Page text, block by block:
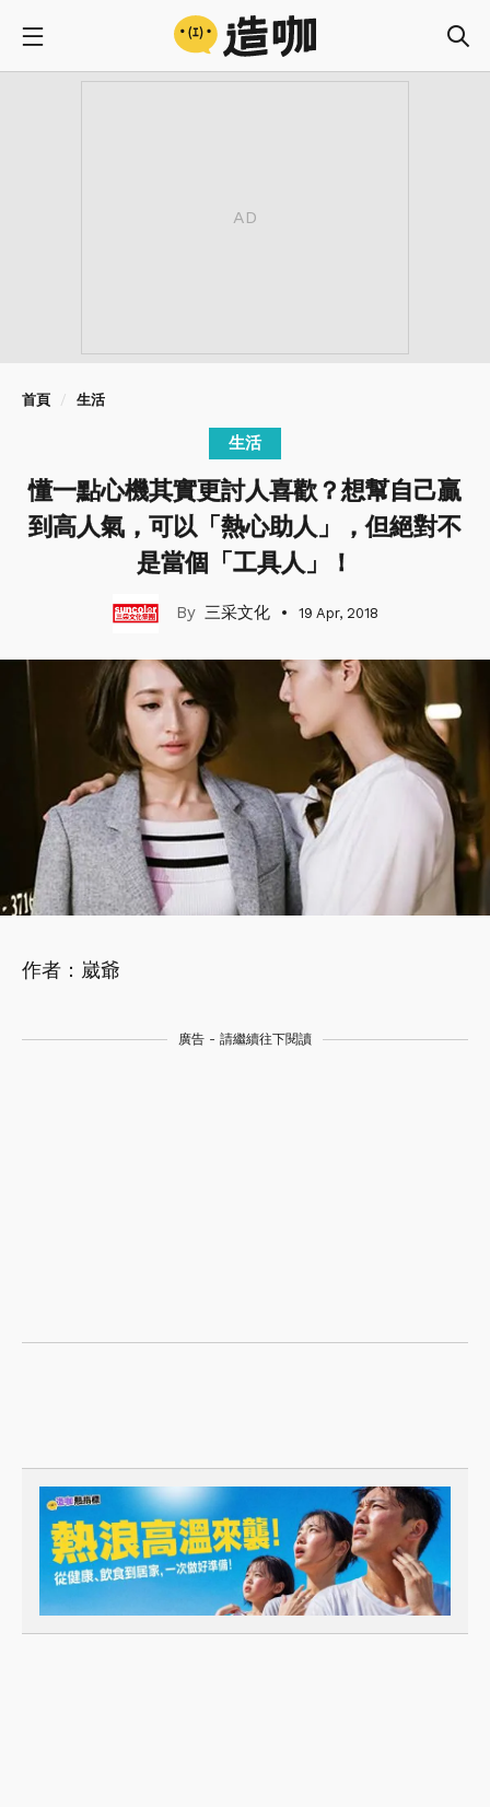
首頁 生活
生活
懂一點心機其實更討人喜歡？想幫自己贏
到高人氣，可以「熱心助人」，但絕對不
是當個「工具人」！
三采文化 19 Apr, 2018
作者：崴爺
廣告 - 請繼續往下閱讀